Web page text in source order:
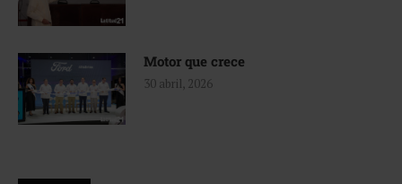
Motor que crece
30 abril, 2026